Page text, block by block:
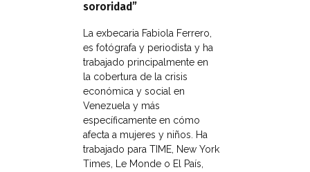
sororidad”
La exbecaria Fabiola Ferrero,
es fotógrafa y periodista y ha
trabajado principalmente en
la cobertura de la crisis
económica y social en
Venezuela y más
específicamente en cómo
afecta a mujeres y niños. Ha
trabajado para TIME, New York
Times, Le Monde o El País,